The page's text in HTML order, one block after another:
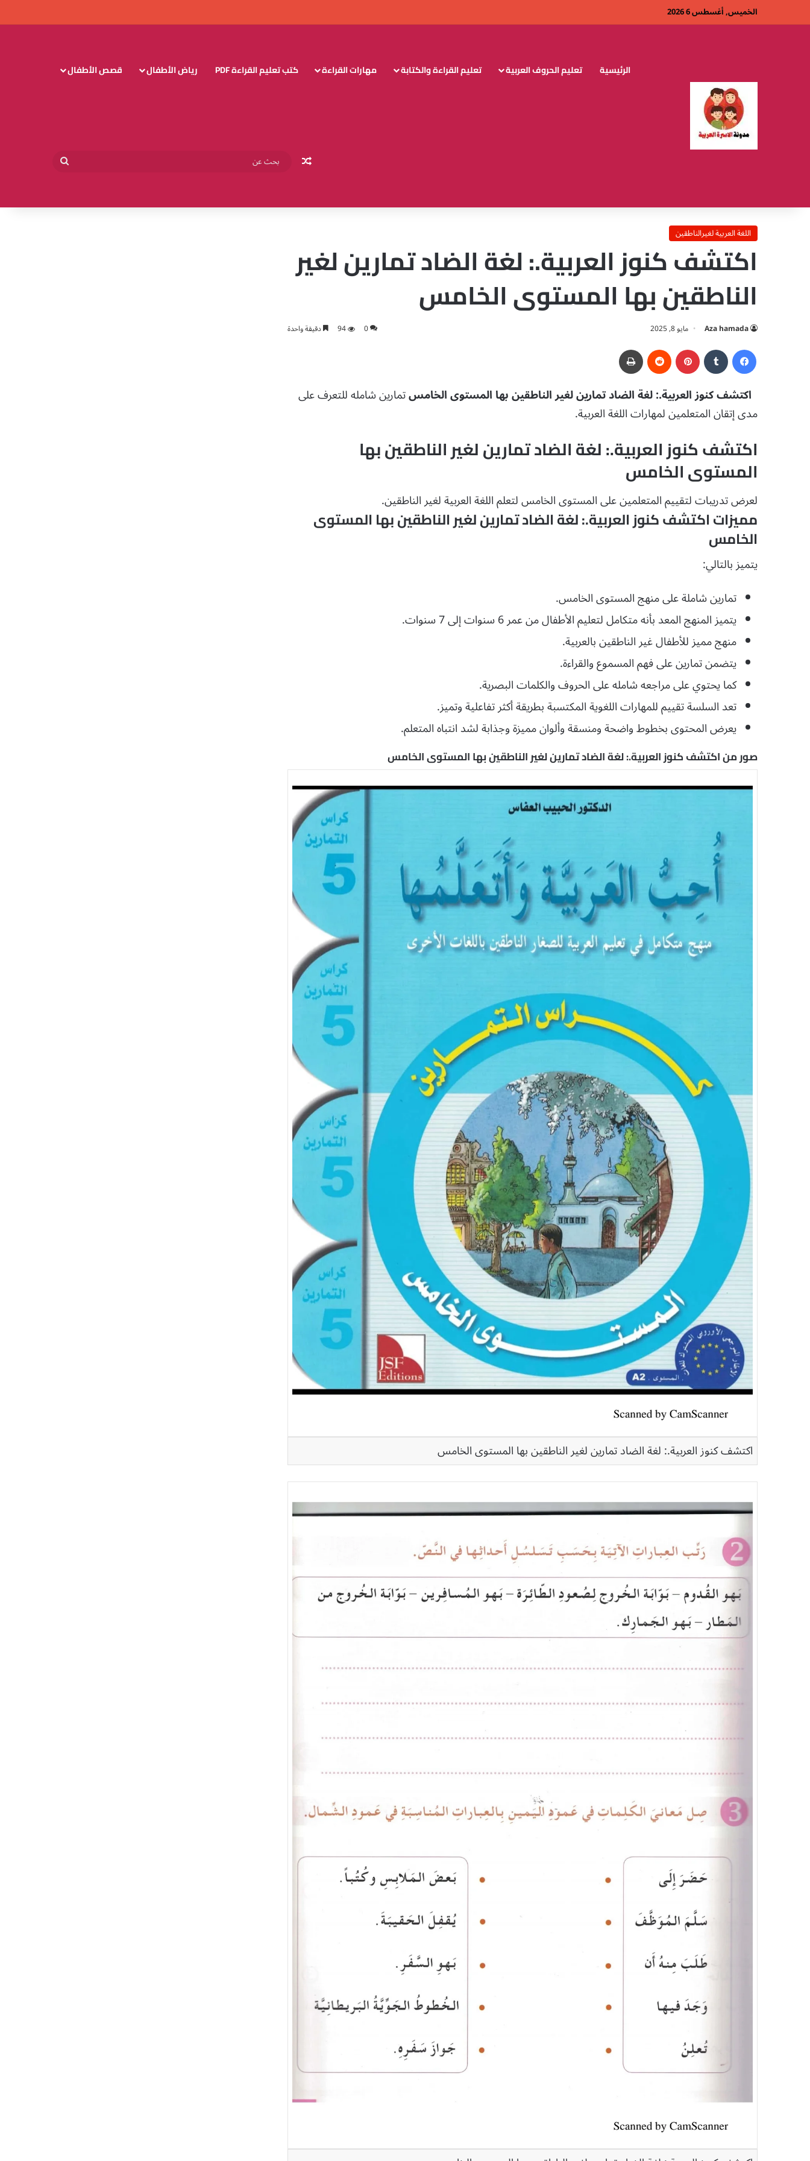
الخميس, أغسطس 6 2026
الرئيسية تعليم الحروف العربية تعليم القراءة والكتابة مهارات القراءة كتب تعليم القراءة PDF رياض الأطفال قصص الأطفال
مقال عشوائي
اللغة العربية لغيرالناطقين
اكتشف كنوز العربية.: لغة الضاد تمارين لغير
الناطقين بها المستوى الخامس
Aza hamada مايو 8, 2025 0
94 دقيقة واحدة
بينتيريست
اكتشف كنوز العربية.: لغة الضاد تمارين لغير الناطقين بها المستوى الخامستمارين شامله للتعرف على
مدى إتقان المتعلمين لمهارات اللغة العربية.
اكتشف كنوز العربية.: لغة الضاد تمارين لغير الناطقين بها
المستوى الخامس
لعرض تدريبات لتقييم المتعلمين على المستوى الخامس لتعلم اللغة العربية لغير الناطقين.
مميزات اكتشف كنوز العربية.: لغة الضاد تمارين لغير الناطقين بها المستوى
الخامس
يتميز بالتالي:
تمارين شاملة على منهج المستوى الخامس.
يتميز المنهج المعد بأنه متكامل لتعليم الأطفال من عمر 6 سنوات إلى 7 سنوات.
منهج مميز للأطفال غير الناطقين بالعربية.
يتضمن تمارين على فهم المسموع والقراءة.
كما يحتوي على مراجعه شامله على الحروف والكلمات البصرية.
تعد السلسة تقييم للمهارات اللغوية المكتسبة بطريقة أكثر تفاعلية وتميز.
يعرض المحتوى بخطوط واضحة ومنسقة وألوان مميزة وجذابة لشد انتباه المتعلم.
صور من اكتشف كنوز العربية.: لغة الضاد تمارين لغير الناطقين بها المستوى الخامس
اكتشف كنوز العربية.: لغة الضاد تمارين لغير الناطقين بها المستوى الخامس